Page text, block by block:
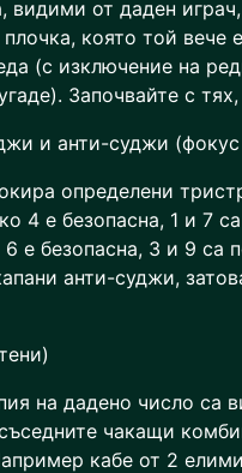
видими от даден
която той вече
(с изключение на
Започвайте с
и анти-суджи
определени
4 е безопасна, 1 и 7
е безопасна, 3 и 9 са
анти-суджи,
на дадено число са
чакащи
кабе от 2